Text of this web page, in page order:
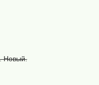
Новый.